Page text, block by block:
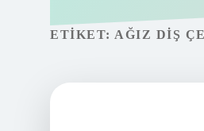
ETIKET: AĞIZ DIŞ